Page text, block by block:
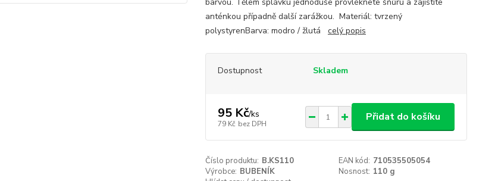
anténkou případně další zarážkou. Materiál: tvrzený
polystyrenBarva: modro / žlutá celý popis
Dostupnost Skladem
95 Kč/ks
79 Kč bez DPH
Přidat do košíku
Číslo produktu: B.KS110 EAN kód: 710535505054
Výrobce: BUBENÍK Nosnost: 110 g